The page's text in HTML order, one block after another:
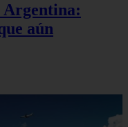
Argentina:
aún